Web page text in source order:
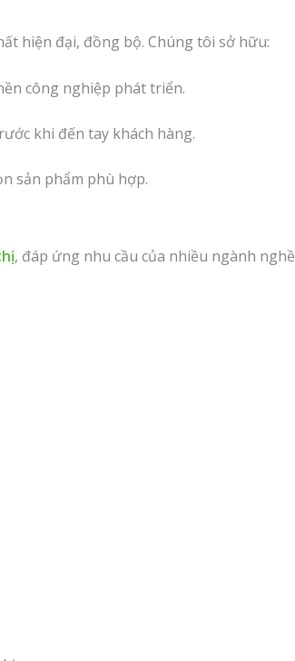
hiện đại, đồng bộ. Chúng tôi sở hữu:
công nghiệp phát triển.
khi đến tay khách hàng.
sản phẩm phù hợp.
, đáp ứng nhu cầu của nhiều ngành nghề